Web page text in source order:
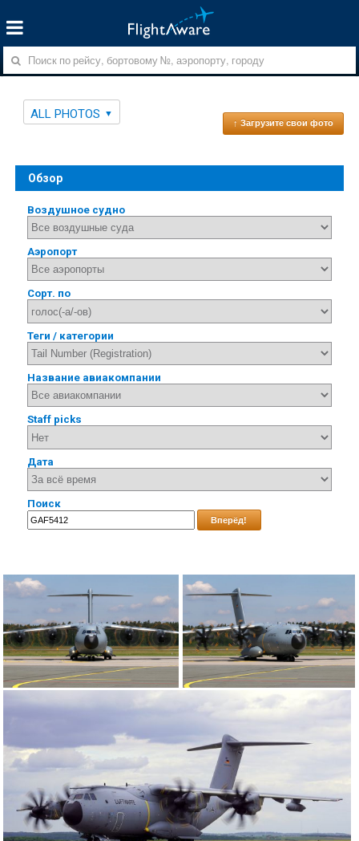
ALL PHOTOS
↑ Загрузите свои фото
Обзор
Воздушное судно
Аэропорт
Сорт. по
Теги / категории
Название авиакомпании
Staff picks
Дата
Поиск
Вперёд!